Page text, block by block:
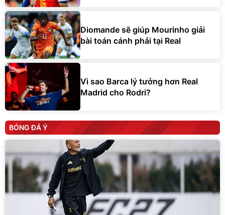
Diomande sẽ giúp Mourinho giải
bài toán cánh phải tại Real
Vì sao Barca lý tưởng hơn Real
Madrid cho Rodri?
BÓNG ĐÁ Ý